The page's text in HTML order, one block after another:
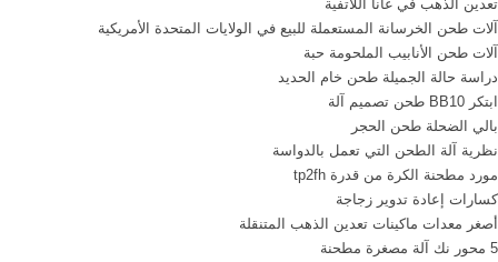
تعدين الذهب في غانا اللاتفية
آلات طحن الخرسانة المستعملة للبيع في الولايات المتحدة الأمريكية
آلات طحن الأنابيب الملحومة حبة
دراسة حالة الجميلة طحن خام الحديد
ابتكر BB10 طحن تصميم آلة
بالي الضحلة طحن الحجر
نظرية آلة الطحن التي تعمل بالدواسة
مورد مطحنة الكرة من قدرة tp2fh
كسارات إعادة تدوير زجاجة
أصغر معدات ماكينات تعدين الذهب المتنقلة
5 محور نك آلة مصغرة مطحنة